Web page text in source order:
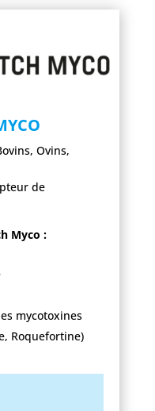
Ovins,
de
Myco :
mycotoxines
Roquefortine)